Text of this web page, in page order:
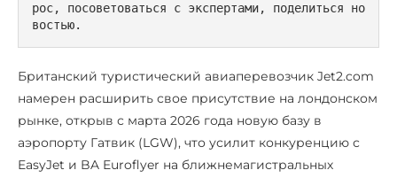
рос, посоветоваться с экспертами, поделиться но
востью.
Британский туристический авиаперевозчик Jet2.com
намерен расширить свое присутствие на лондонском
рынке, открыв с марта 2026 года новую базу в
аэропорту Гатвик (LGW), что усилит конкуренцию с
EasyJet и BA Euroflyer на ближнемагистральных